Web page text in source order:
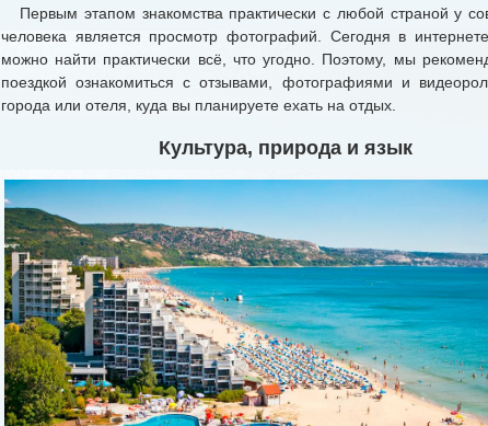
Первым этапом знакомства практически с любой страной у
человека является просмотр фотографий. Сегодня в
можно найти практически всё, что угодно. Поэтому, мы
поездкой ознакомиться с отзывами, фотографиями и
города или отеля, куда вы планируете ехать на отдых.
Культура, природа и язык